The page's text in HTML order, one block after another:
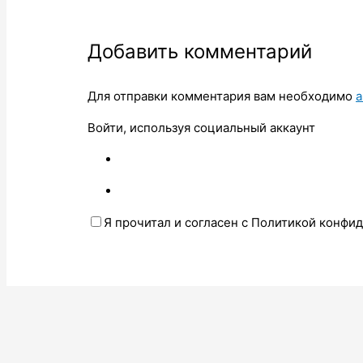
Добавить комментарий
Для отправки комментария вам необходимо
Войти, используя социальный аккаунт
Я прочитал и согласен с Политикой